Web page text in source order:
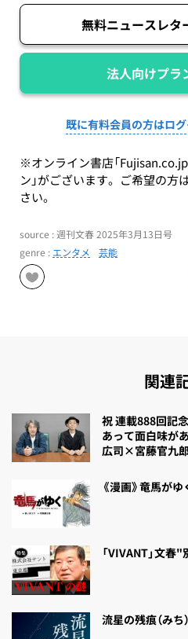
無料ニュースレタ
法人向けプラ
既に有料会員の方はロ
※オンライン書店「Fujisan.co.jp
ン」がございます。ご希望の方
さい。
source : 週刊文春 2025年3月13日号
genre : エンタメ 芸能
関連
祝 連載888回記
あって面白味が
広司×宮藤官九
《漫画》竜馬が
「VIVANT」文
流星の残痕（み